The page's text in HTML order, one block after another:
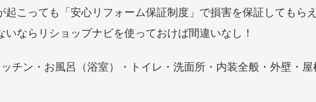
起こっても「安心リフォーム保証制度」で損害を保証してもら
いならリショップナビを使っておけば間違いなし！
チン・お風呂（浴室）・トイレ・洗面所・内装全般・外壁・屋